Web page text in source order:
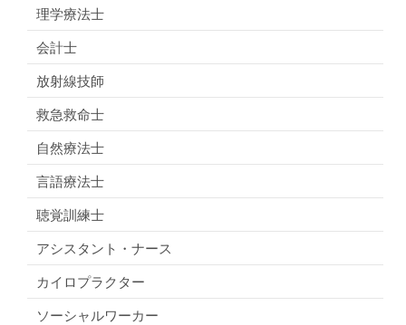
理学療法士
会計士
放射線技師
救急救命士
自然療法士
言語療法士
聴覚訓練士
アシスタント・ナース
カイロプラクター
ソーシャルワーカー